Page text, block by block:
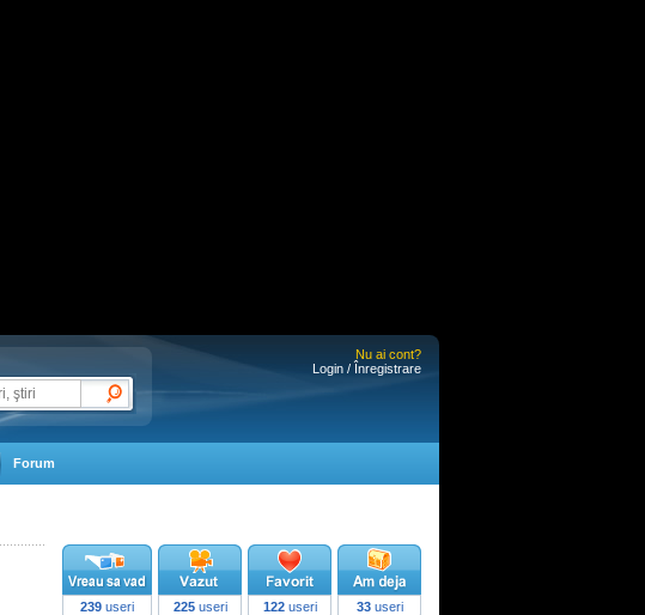
Nu ai cont?
Login / Înregistrare
Forum
239 useri 225useri 122useri 33useri